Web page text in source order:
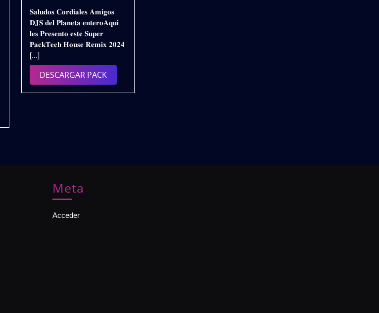
𝗥𝗘𝗠𝗜𝗫
𝟮𝟬𝟮𝟰
–
𝗩𝗢𝗟.𝟮
𝐒𝐚𝐥𝐮𝐝𝐨𝐬 𝐂𝐨𝐫𝐝𝐢𝐚𝐥𝐞𝐬 𝐀𝐦𝐢𝐠𝐨𝐬
𝐃𝐉𝐒 𝐝𝐞𝐥 𝐏𝐥𝐚𝐧𝐞𝐭𝐚 𝐞𝐧𝐭𝐞𝐫𝐨𝐀𝐪𝐮𝐢
𝐥𝐞𝐬 𝐏𝐫𝐞𝐬𝐞𝐧𝐭𝐨 𝐞𝐬𝐭𝐞 𝐒𝐮𝐩𝐞𝐫
𝐏𝐚𝐜𝐤𝐓𝐞𝐜𝐡 𝐇𝐨𝐮𝐬𝐞 𝐑𝐞𝐦𝐢𝐱 𝟐𝟎𝟐𝟒
[...]
DESCARGAR PACKDESCARGAR
PACK
Meta
Acceder